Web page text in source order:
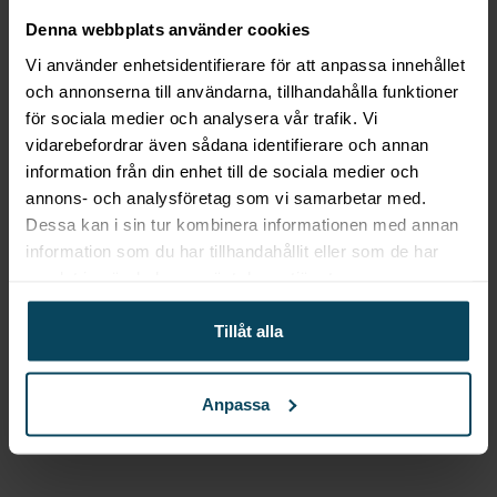
Denna webbplats använder cookies
Vi använder enhetsidentifierare för att anpassa innehållet
och annonserna till användarna, tillhandahålla funktioner
för sociala medier och analysera vår trafik. Vi
vidarebefordrar även sådana identifierare och annan
information från din enhet till de sociala medier och
annons- och analysföretag som vi samarbetar med.
Dessa kan i sin tur kombinera informationen med annan
information som du har tillhandahållit eller som de har
Tillåt alla
Anpassa
Risängsgatan 4
504 68 Borås
Org. no: 559365-7504
Meny
Mitt konto
Konceptutveckling
Katalogvaror
Besök vår butik i Borås!